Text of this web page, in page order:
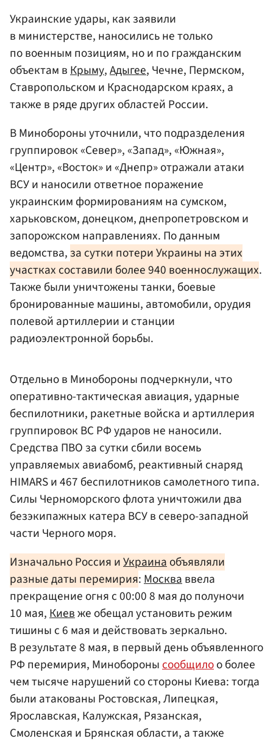
Украинские удары, как заявили
в министерстве, наносились не только
по военным позициям, но и по гражданским
объектам вКрыму,Адыгее, Чечне, Пермском,
Ставропольском и Краснодарском краях, а
также в ряде других областей России.
В Минобороны уточнили, что подразделения
группировок «Север», «Запад», «Южная»,
«Центр», «Восток» и «Днепр» отражали атаки
ВСУ и наносили ответное поражение
украинским формированиям на сумском,
харьковском, донецком, днепропетровском и
запорожском направлениях. По данным
ведомства, за сутки потери Украины на этих
участках составили более 940 военнослужащих.
Также были уничтожены танки, боевые
бронированные машины, автомобили, орудия
полевой артиллерии и станции
радиоэлектронной борьбы.
Отдельно в Минобороны подчеркнули, что
оперативно-тактическая авиация, ударные
беспилотники, ракетные войска и артиллерия
группировок ВС РФ ударов не наносили.
Средства ПВО за сутки сбили восемь
управляемых авиабомб, реактивный снаряд
HIMARS и 467 беспилотников самолетного типа.
Силы Черноморского флота уничтожили два
безэкипажных катера ВСУ в северо-западной
части Черного моря.
Изначально Россия иУкраинаобъявляли
разные даты перемирия:Москваввела
прекращение огня с 00:00 8 мая до полуночи
10 мая,Киевже обещал установить режим
тишины с 6 мая и действовать зеркально.
В результате 8 мая, в первый день объявленного
РФ перемирия, Миноборонысообщилоо более
чем тысяче нарушений со стороны Киева: тогда
были атакованы Ростовская, Липецкая,
Ярославская, Калужская, Рязанская,
Смоленская и Брянская области, а также